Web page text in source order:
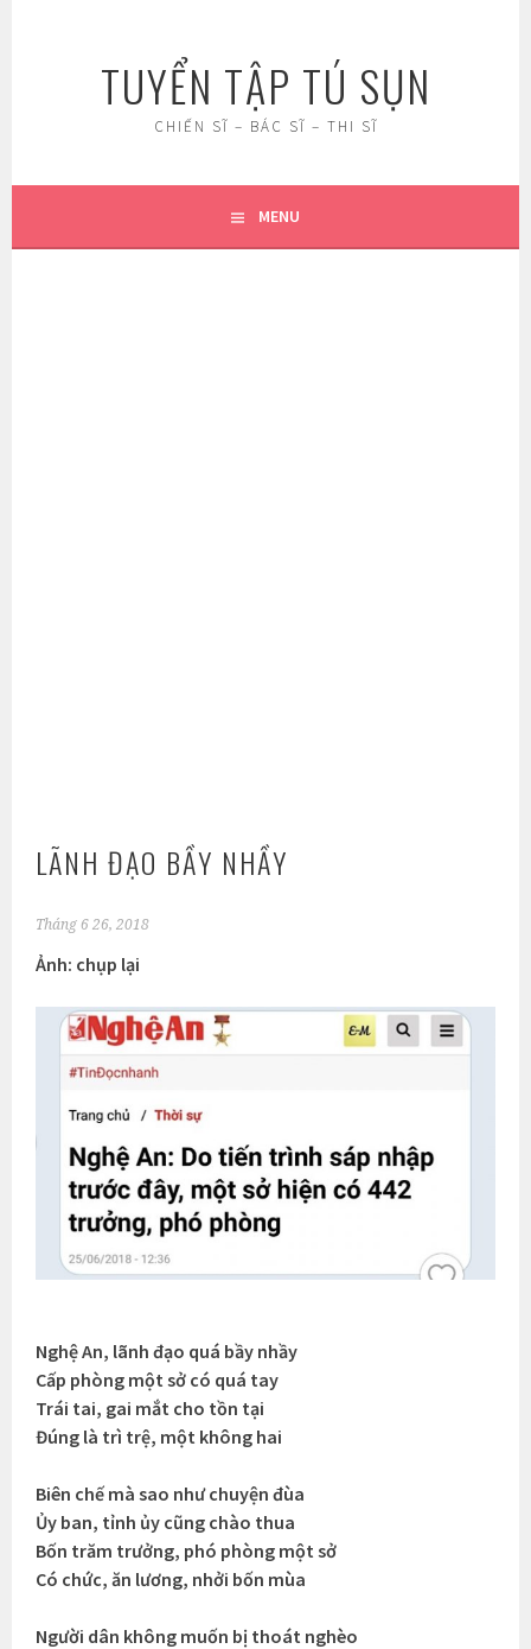
TUYỂN TẬP TÚ SỤN
CHIẾN SĨ – BÁC SĨ – THI SĨ
MENU
LÃNH ĐẠO BẦY NHẦY
Tháng 6 26, 2018
Ảnh: chụp lại
Nghệ An, lãnh đạo quá bầy nhầy
Cấp phòng một sở có quá tay
Trái tai, gai mắt cho tồn tại
Đúng là trì trệ, một không hai
Biên chế mà sao như chuyện đùa
Ủy ban, tỉnh ủy cũng chào thua
Bốn trăm trưởng, phó phòng một sở
Có chức, ăn lương, nhởi bốn mùa
Người dân không muốn bị thoát nghèo